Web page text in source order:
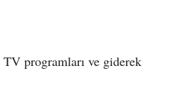
programları ve giderek